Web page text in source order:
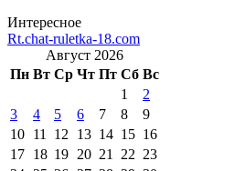
Интересное
Rt.chat-ruletka-18.com
Август 2026
Пн Вт Ср Чт Пт Сб Вс
1
2
3
4 5 6 7 8
9
10 11 12 13 14 15 16
17 18 19 20 21 22 23